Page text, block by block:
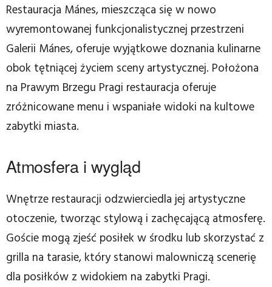
Restauracja Mánes, mieszcząca się w nowo
wyremontowanej funkcjonalistycznej przestrzeni
Galerii Mánes, oferuje wyjątkowe doznania kulinarne
obok tętniącej życiem sceny artystycznej. Położona
na Prawym Brzegu Pragi restauracja oferuje
zróżnicowane menu i wspaniałe widoki na kultowe
zabytki miasta.
Atmosfera i wygląd
Wnętrze restauracji odzwierciedla jej artystyczne
otoczenie, tworząc stylową i zachęcającą atmosferę.
Goście mogą zjeść posiłek w środku lub skorzystać z
grilla na tarasie, który stanowi malowniczą scenerię
dla posiłków z widokiem na zabytki Pragi.